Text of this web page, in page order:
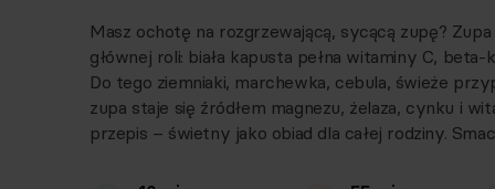
Masz ochotę na rozgrzewającą, sycącą zupę?
głównej roli: biała kapusta pełna witaminy C,
Do tego ziemniaki, marchewka, cebula, świeże
zupa staje się źródłem magnezu, żelaza, cynku i
przepis – świetny jako obiad dla całej rodziny.